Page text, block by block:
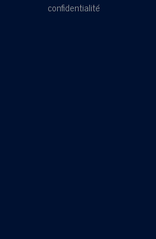
confidentialité